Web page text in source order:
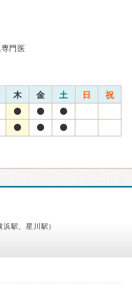
門医
木 金 土 日 祝
駅、星川駅）